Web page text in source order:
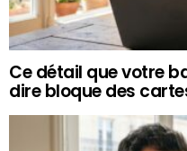
Ce détail que votre
dire bloque des